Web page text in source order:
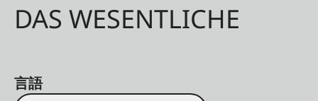
DAS WESENTLICHE
言語